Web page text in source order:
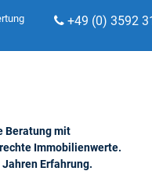
+49 (0) 3592
Beratung mit
Immobilienwerte.
Erfahrung.